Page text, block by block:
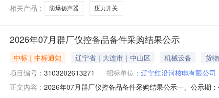
相关产品：
防爆扬声器 压力开关
2026年07月群厂仪控备品备件采购结果公示
中标｜中标通知 辽宁省｜大连市｜中山区 机械设备
货物
项目编号： 3103202613271 招标单位： 辽宁红沿河核电有限公司
正文内容： 2026年07月群厂仪控备品备件采购结果公示一、公示期